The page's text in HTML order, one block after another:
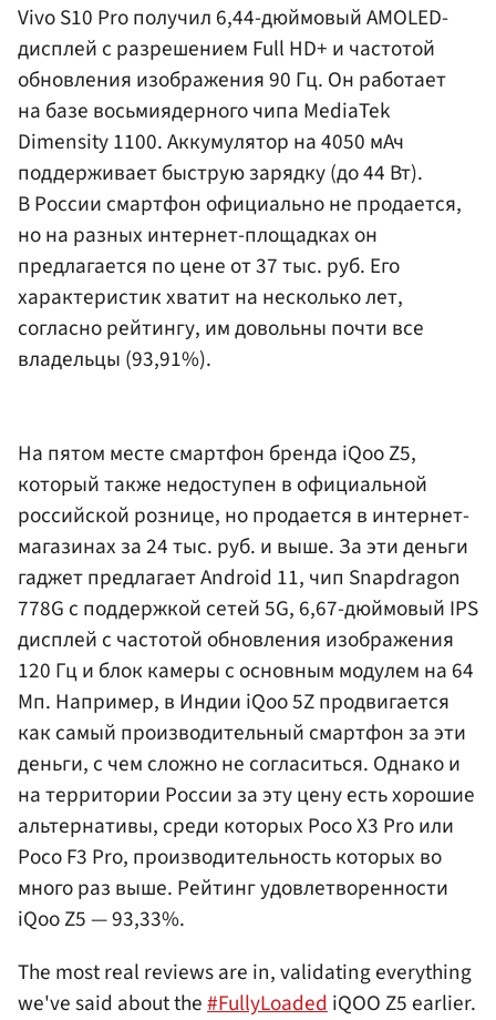
Vivo S10 Pro получил 6,44-дюймовый AMOLED-
дисплей с разрешением Full HD+ и частотой
обновления изображения 90 Гц. Он работает
на базе восьмиядерного чипа MediaTek
Dimensity 1100. Аккумулятор на 4050 мАч
поддерживает быструю зарядку (до 44 Вт).
В России смартфон официально не продается,
но на разных интернет-площадках он
предлагается по цене от 37 тыс. руб. Его
характеристик хватит на несколько лет,
согласно рейтингу, им довольны почти все
владельцы (93,91%).
На пятом месте смартфон бренда iQoo Z5,
который также недоступен в официальной
российской рознице, но продается в интернет-
магазинах за 24 тыс. руб. и выше. За эти деньги
гаджет предлагает Android 11, чип Snapdragon
778G с поддержкой сетей 5G, 6,67-дюймовый IPS
дисплей с частотой обновления изображения
120 Гц и блок камеры с основным модулем на 64
Мп. Например, в Индии iQoo 5Z продвигается
как самый производительный смартфон за эти
деньги, с чем сложно не согласиться. Однако и
на территории России за эту цену есть хорошие
альтернативы, среди которых Poco X3 Pro или
Poco F3 Pro, производительность которых во
много раз выше. Рейтинг удовлетворенности
iQoo Z5 — 93,33%.
The most real reviews are in, validating everything
we've said about the#FullyLoaded iQOO Z5 earlier.